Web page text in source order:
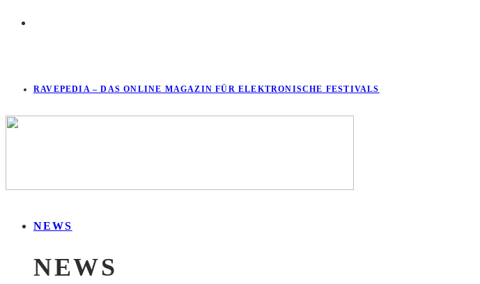
RAVEPEDIA – DAS ONLINE MAGAZIN FÜR ELEKTRONISCHE FESTIVALS
NEWS
NEWS